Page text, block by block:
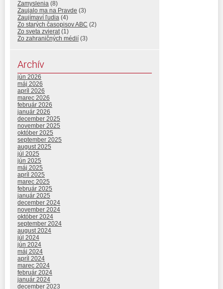
Zamyslenia (8)
Zaujalo ma na Pravde (3)
Zaujímaví ľudia (4)
Zo starých časopisov ABC (2)
Zo sveta zvierat (1)
Zo zahraničných médií (3)
Archív
jún 2026
máj 2026
apríl 2026
marec 2026
február 2026
január 2026
december 2025
november 2025
október 2025
september 2025
august 2025
júl 2025
jún 2025
máj 2025
apríl 2025
marec 2025
február 2025
január 2025
december 2024
november 2024
október 2024
september 2024
august 2024
júl 2024
jún 2024
máj 2024
apríl 2024
marec 2024
február 2024
január 2024
december 2023